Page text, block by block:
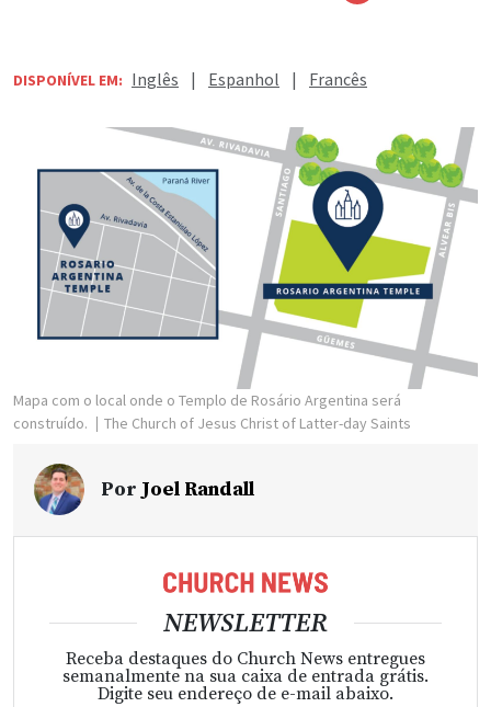
DISPONÍVEL EM: Inglês | Espanhol | Francês
Mapa com o local onde o Templo de Rosário Argentina será
construído.
The Church of Jesus Christ of Latter-day Saints
Por Joel Randall
NEWSLETTER
Receba destaques do Church News entregues
semanalmente na sua caixa de entrada grátis.
Digite seu endereço de e-mail abaixo.